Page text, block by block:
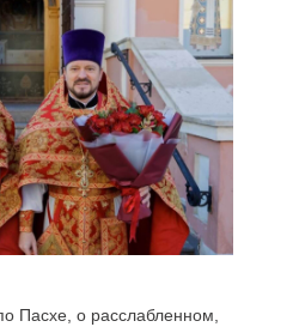
Пасхе, о расслабленном,